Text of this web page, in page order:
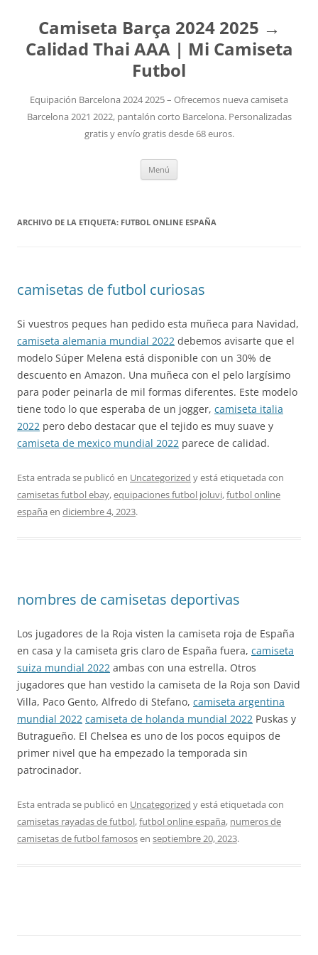
Camiseta Barça 2024 2025 →
Calidad Thai AAA | Mi Camiseta
Futbol
Equipación Barcelona 2024 2025 – Ofrecemos nueva camiseta
Barcelona 2021 2022, pantalón corto Barcelona. Personalizadas
gratis y envío gratis desde 68 euros.
Menú
ARCHIVO DE LA ETIQUETA: FUTBOL ONLINE ESPAÑA
camisetas de futbol curiosas
Si vuestros peques han pedido esta muñeca para Navidad,
camiseta alemania mundial 2022 debemos avisarte que el
modelo Súper Melena está disponible con un 30% de
descuento en Amazon. Una muñeca con el pelo largísimo
para poder peinarla de mil formas diferentes. Este modelo
tiene todo lo que esperaba de un jogger, camiseta italia
2022 pero debo destacar que el tejido es muy suave y
camiseta de mexico mundial 2022 parece de calidad.
Esta entrada se publicó en Uncategorized y está etiquetada con
camisetas futbol ebay,equipaciones futbol joluvi,futbol online
españa en diciembre 4, 2023.
nombres de camisetas deportivas
Los jugadores de la Roja visten la camiseta roja de España
en casa y la camiseta gris claro de España fuera, camiseta
suiza mundial 2022 ambas con una estrella. Otros
jugadores que han vestido la camiseta de la Roja son David
Villa, Paco Gento, Alfredo di Stefano, camiseta argentina
mundial 2022 camiseta de holanda mundial 2022 Puskas y
Butragueño. El Chelsea es uno de los pocos equipos de
primer nivel que ha empezado la temporada sin
patrocinador.
Esta entrada se publicó en Uncategorized y está etiquetada con
camisetas rayadas de futbol,futbol online españa, numeros de
camisetas de futbol famososen septiembre 20, 2023.